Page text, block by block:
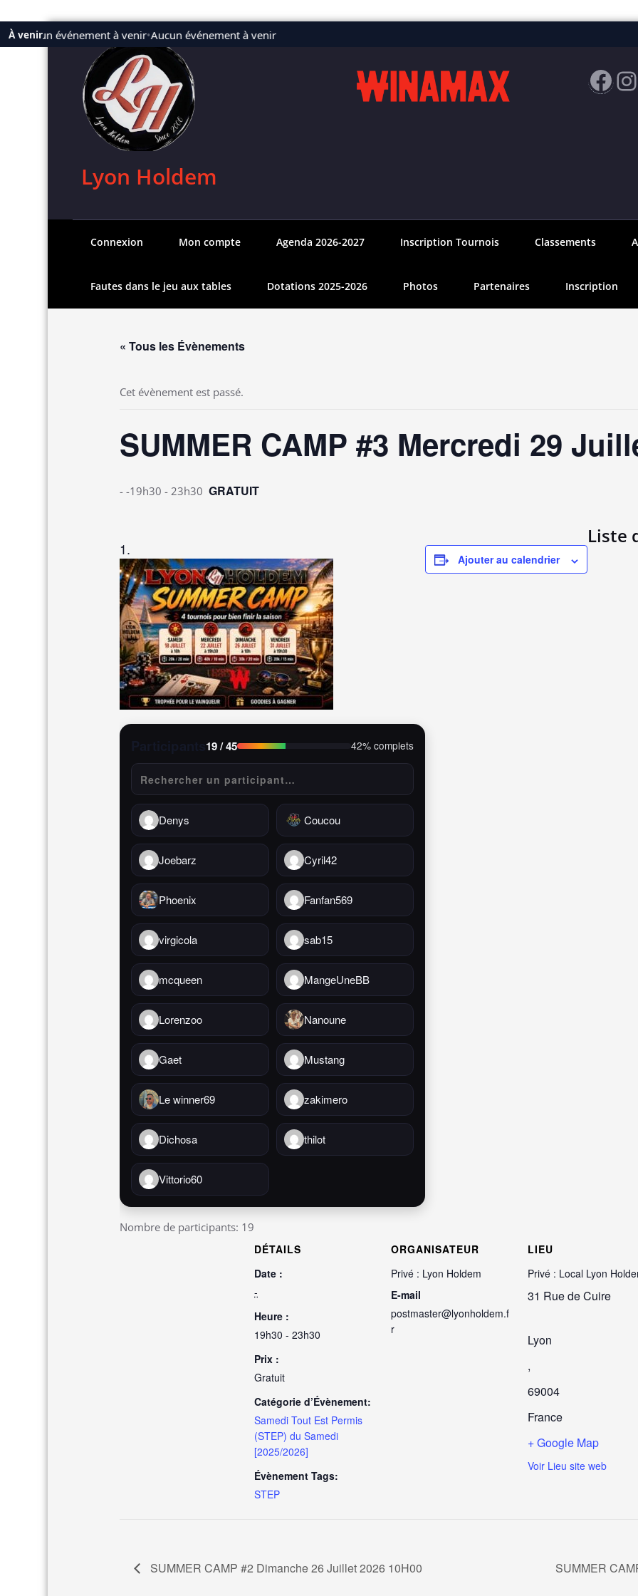
À venir
Aucun événement à venir•Aucun événement à venir
Aller
Lyon Holdem
Connexion Mon compte Agenda 2026-2027 Inscription Tournois Classements
Fautes dans le jeu aux tables Dotations 2025-2026 Photos Partenaires Inscription
« Tous les Évènements
Cet évènement est passé.
SUMMER CAMP #3 Mercredi 29
- -19h30 - 23h30 GRATUIT
19/ 45 42% complets
Denys Coucou
Joebarz Cyril42
Phoenix Fanfan569
virgicola sab15
mcqueen MangeUneBB
Lorenzoo Nanoune
Gaet Mustang
Le winner69 zakimero
Dichosa thilot
Vittorio60
Ajouter au calendrier
DÉTAILS
Date :
-
Heure :
19h30 - 23h30
Prix :
Gratuit
Catégorie d’Évènement:
Samedi Tout Est Permis
(STEP) du Samedi
[2025/2026]
Évènement Tags:
STEP
ORGANISATEUR
Privé : Lyon Holdem
E-mail
postmaster@lyonholdem.f
r
LIEU
Privé : Local Lyon
31 Rue de Cuire
Lyon
,
69004
France
+ Google Map
Voir Lieu site web
Liste
Nombre de participants: 19
SUMMER CAMP #2 Dimanche 26 Juillet 2026 10H00 SUMMER